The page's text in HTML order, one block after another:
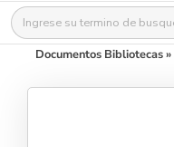
Buscar:
Documentos Bibliotecas»